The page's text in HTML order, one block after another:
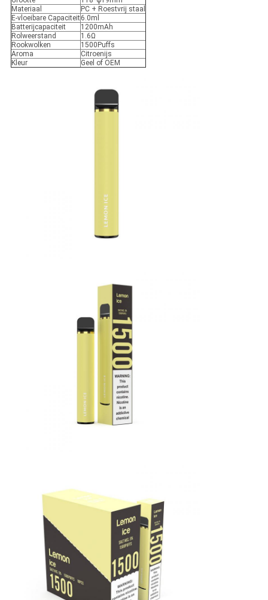
Materiaal
PC + Roestvrij staal
E-vloeibare Capaciteit6.0ml
Batterijcapaciteit
1200mAh
Rolweerstand
1.6Ω
Rookwolken
1500Puffs
Aroma
Citroenijs
Kleur
Geel of OEM